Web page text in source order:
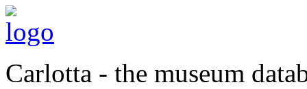
Carlotta - the museum